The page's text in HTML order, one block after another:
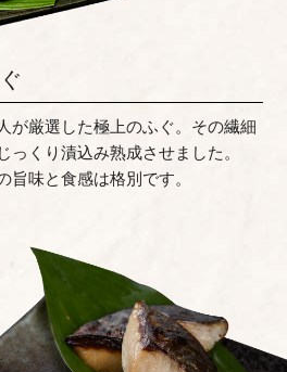
が厳選した極上のふぐ。その繊細
っくり漬込み熟成させました。
旨味と食感は格別です。